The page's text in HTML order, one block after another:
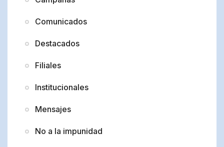
Comunicados
Destacados
Filiales
Institucionales
Mensajes
No a la impunidad